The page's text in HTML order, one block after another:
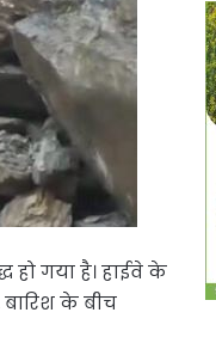
हो गया है। हाईवे के
बारिश के बीच